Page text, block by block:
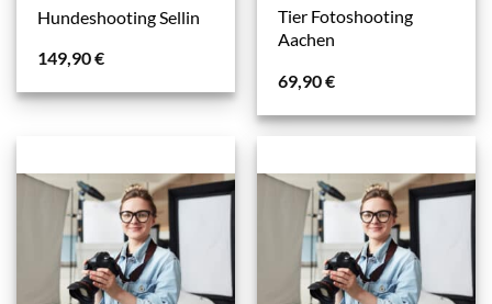
Hundeshooting Sellin
149,90€
Tier Fotoshooting
Aachen
69,90€